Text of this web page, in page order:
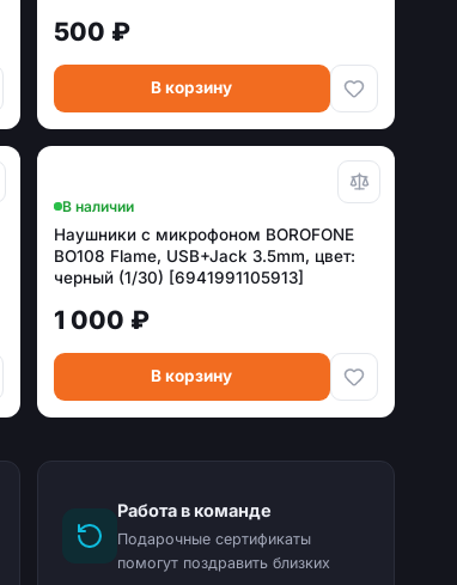
500 ₽
В корзину
В наличии
Наушники с микрофоном BOROFONE
BO108 Flame, USB+Jack 3.5mm, цвет:
черный (1/30) [6941991105913]
1 000 ₽
В корзину
Работа в команде
Подарочные сертификаты
помогут поздравить близких